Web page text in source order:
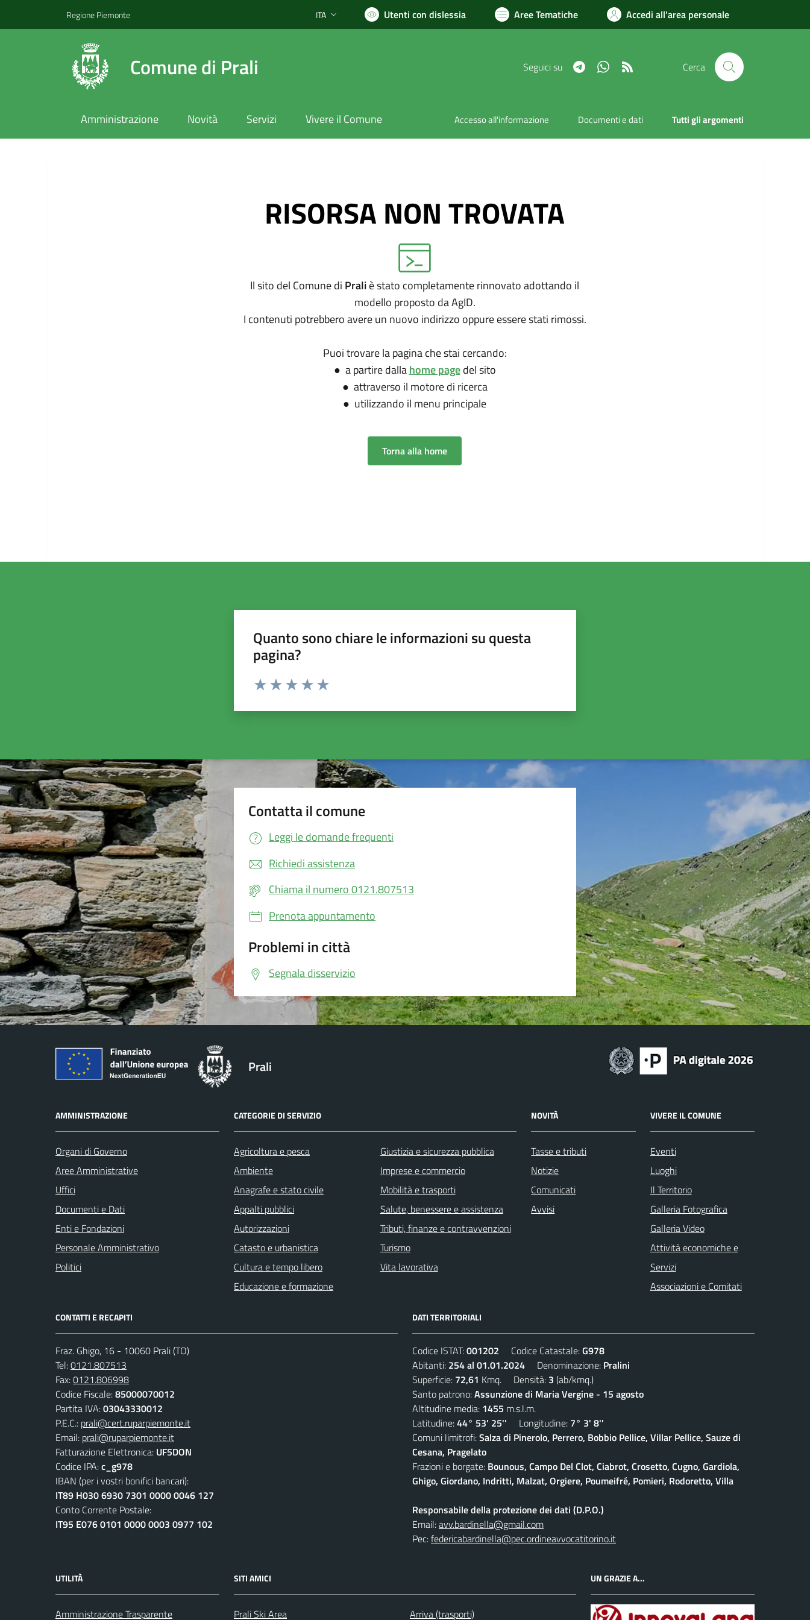
Regione Piemonte Lingua attiva:
ITA Utenti con dislessia Aree Tematiche Accedi all'area personale
Comune di Prali Seguici su TelegramWhatsapp Cerca
Amministrazione Novità Servizi Vivere il Comune Accesso all'informazione Documenti e dati Tutti gli argomenti
RISORSA NON TROVATA
Il sito del Comune di Praliè stato completamente rinnovato adottando il
modello proposto da AgID.
I contenuti potrebbero avere un nuovo indirizzo oppure essere stati rimossi.
Puoi trovare la pagina che stai cercando:
● a partire dallahome pagedel sito
● attraverso il motore di ricerca
● utilizzando il menu principale
Torna alla home
Quanto sono chiare le informazioni su questa
pagina?
Valuta da 1 a 5 stelle la pagina
Contatta il comune
Leggi le domande frequenti
Richiedi assistenza
Chiama il numero 0121.807513
Prenota appuntamento
Problemi in città
Segnala disservizio
Prali
AMMINISTRAZIONE
Organi di Governo
Aree Amministrative
Uffici
Documenti e Dati
Enti e Fondazioni
Personale Amministrativo
Politici
CATEGORIE DI SERVIZIO
Agricoltura e pesca
Ambiente
Anagrafe e stato civile
Appalti pubblici
Autorizzazioni
Catasto e urbanistica
Cultura e tempo libero
Educazione e formazione
Giustizia e sicurezza pubblica
Imprese e commercio
Mobilità e trasporti
Salute, benessere e assistenza
Tributi, finanze e contravvenzioni
Turismo
Vita lavorativa
NOVITÀ
Tasse e tributi
Notizie
Comunicati
Avvisi
VIVERE IL COMUNE
Eventi
Luoghi
Il Territorio
Galleria Fotografica
Galleria Video
Attività economiche e
Servizi
Associazioni e Comitati
CONTATTI E RECAPITI
Fraz. Ghigo, 16 - 10060 Prali (TO)
Tel:0121.807513
Fax:0121.806998
Codice Fiscale:85000070012
Partita IVA:03043330012
P.E.C.: prali@cert.ruparpiemonte.it
Email: prali@ruparpiemonte.it
Fatturazione Elettronica: UF5DON
Codice IPA:c_g978
IBAN (per i vostri bonifici bancari):
IT89 H030 6930 7301 0000 0046 127
Conto Corrente Postale:
IT95 E076 0101 0000 0003 0977 102
DATI TERRITORIALI
Codice ISTAT:001202 Codice Catastale:G978
Abitanti: 254 al 01.01.2024 Denominazione: Pralini
Superficie: 72,61 Kmq. Densità: 3 (ab/kmq.)
Santo patrono:Assunzione di Maria Vergine - 15 agosto
Altitudine media: 1455 m.s.l.m.
Latitudine:44° 53' 25'' Longitudine: 7° 3' 8''
Comuni limitrofi:Salza di Pinerolo, Perrero, Bobbio Pellice, Villar Pellice, Sauze di
Cesana, Pragelato
Frazioni e borgate: Bounous, Campo Del Clot, Ciabrot, Crosetto, Cugno, Gardiola,
Ghigo, Giordano, Indritti, Malzat, Orgiere, Poumeifré, Pomieri, Rodoretto, Villa
Responsabile della protezione dei dati (D.P.O.)
Email:avv.bardinella@gmail.com
Pec:federicabardinella@pec.ordineavvocatitorino.it
UTILITÀ
Amministrazione Trasparente
SITI AMICI
Prali Ski Area Arriva (trasporti)
UN GRAZIE A...